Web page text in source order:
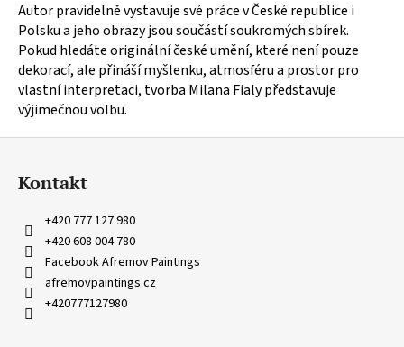
Autor pravidelně vystavuje své práce v České republice i
Polsku a jeho obrazy jsou součástí soukromých sbírek.
Pokud hledáte originální české umění, které není pouze
dekorací, ale přináší myšlenku, atmosféru a prostor pro
vlastní interpretaci, tvorba Milana Fialy představuje
výjimečnou volbu.
Kontakt
+420 777 127 980
+420 608 004 780
Facebook Afremov Paintings
afremovpaintings.cz
+420777127980